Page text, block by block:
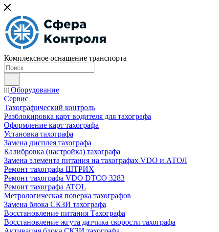
Комплексное оснащение транспорта
Оборудование
Сервис
Тахографический контроль
Разблокировка карт водителя для тахографа
Оформление карт тахографа
Установка тахографа
Замена дисплея тахографа
Калибровка (настройка) тахографа
Замена элемента питания на тахографах VDO и АТОЛ
Ремонт тахографа ШТРИХ
Ремонт тахографа VDO DTCO 3283
Ремонт тахографа ATOL
Метрологическая поверка тахографов
Замена блока СКЗИ тахографа
Восстановление питания Тахографа
Восстановление жгута датчика скорости тахографа